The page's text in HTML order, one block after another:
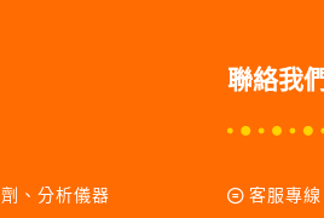
、分析儀器
聯絡我們
客服專